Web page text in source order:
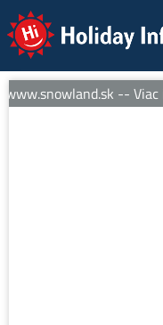
Holiday Info
-- Viac